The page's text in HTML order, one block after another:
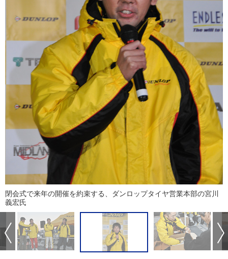
閉会式で来年の開催を約束する、ダンロップタイヤ営業本部の宮川
義宏氏